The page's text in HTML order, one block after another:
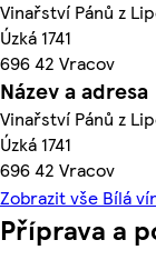
Vinařství Pánů z
Úzká 1741
696 42 Vracov
Název a adresa
Vinařství Pánů z
Úzká 1741
696 42 Vracov
Zobrazit vše Bílá
Příprava a